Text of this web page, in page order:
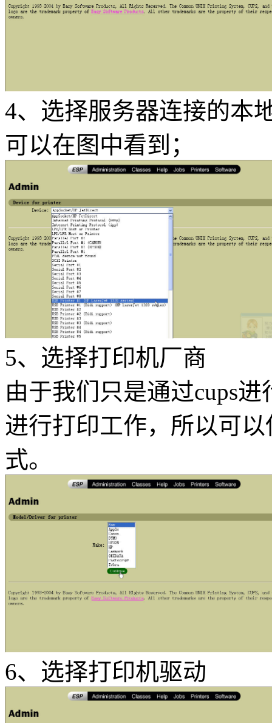
4、选择服务器连接的本
可以在图中看到；
5、选择打印机厂商
由于我们只是通过cups
进行打印工作，所以可
式。
6、选择打印机驱动